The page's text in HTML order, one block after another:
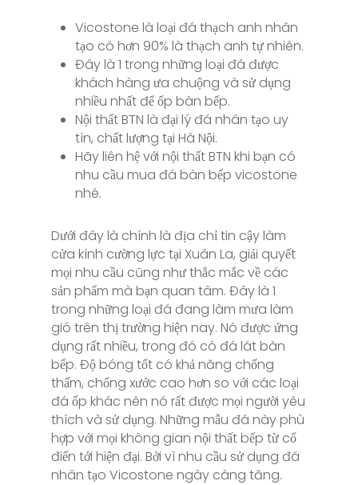
Vicostone là loại đá thạch anh nhân
tạo có hơn 90% là thạch anh tự nhiên.
Đây là 1 trong những loại đá được
khách hàng ưa chuộng và sử dụng
nhiều nhất để ốp bàn bếp.
Nội thất BTN là đại lý đá nhân tạo uy
tín, chất lượng tại Hà Nội.
Hãy liên hệ với nội thất BTN khi bạn có
nhu cầu mua đá bàn bếp vicostone
nhé.
Dưới đây là chính là địa chỉ tin cậy làm
cửa kính cường lực tại Xuân La, giải quyết
mọi nhu cầu cũng như thắc mắc về các
sản phẩm mà bạn quan tâm. Đây là 1
trong những loại đá đang làm mưa làm
gió trên thị trường hiện nay. Nó được ứng
dụng rất nhiều, trong đó có đá lát bàn
bếp. Độ bóng tốt có khả năng chống
thấm, chống xước cao hơn so với các loại
đá ốp khác nên nó rất được mọi người yêu
thích và sử dụng. Những mẫu đá này phù
hợp với mọi không gian nội thất bếp từ cổ
điển tới hiện đại. Bởi vì nhu cầu sử dụng đá
nhân tạo Vicostone ngày càng tăng.